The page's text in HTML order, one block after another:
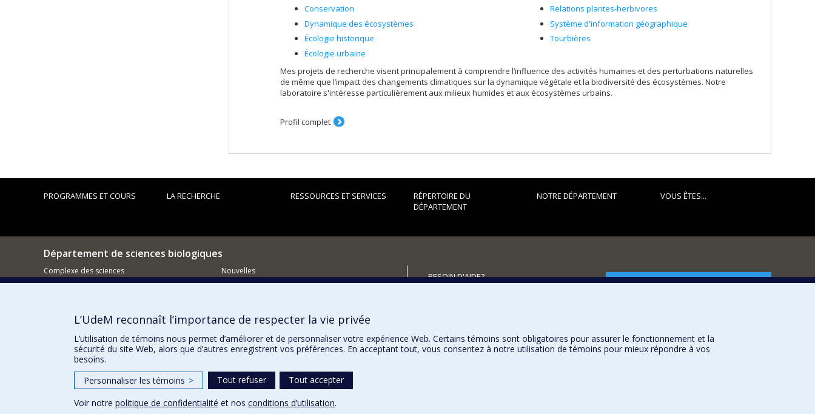
Conservation
Dynamique des écosystèmes
Écologie historique
Écologie urbaine
Relations plantes-herbivores
Système d'information géographique
Tourbières
Mes projets de recherche visent principalement à comprendre l’influence des activités humaines et des perturbations naturelles
de même que l’impact des changements climatiques sur la dynamique végétale et la biodiversité des écosystèmes. Notre
laboratoire s'intéresse particulièrement aux milieux humides et aux écosystèmes urbains.
Profil complet
PROGRAMMES ET COURS LA RECHERCHE RESSOURCES ET SERVICES
RÉPERTOIRE DU
DÉPARTEMENT
NOTRE DÉPARTEMENT VOUS ÊTES...
Département de sciences biologiques
Complexe des sciences
1375 Avenue Thérèse-Lavoie-Roux
514-343-6111 poste 14745
Nouvelles
BESOIN D'AIDE?
FACULTÉ DES ARTS ET DES SCIENCES
Nos programmes et cours
Confidentialité Conditions d’utilisation Paramètres des témoins
L’UdeM reconnaît l’importance de respecter la vie privée
L’utilisation de témoins nous permet d’améliorer et de personnaliser votre expérience Web. Certains témoins sont obligatoires pour assurer le fonctionnement et la
sécurité du site Web, alors que d’autres enregistrent vos préférences. En acceptant tout, vous consentez à notre utilisation de témoins pour mieux répondre à vos
besoins.
Personnaliser les témoins > Tout refuser
Tout accepter
Voir notre politique de confidentialité et nos conditions d’utilisation.